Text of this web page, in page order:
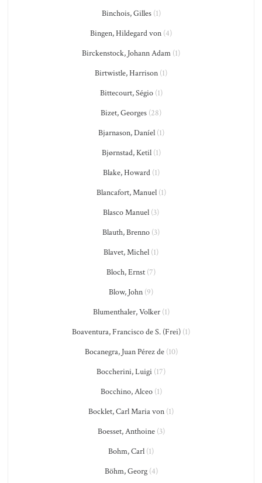
Binchois, Gilles(1)
Bingen, Hildegard von (4)
Birckenstock, Johann Adam (1)
Birtwistle, Harrison (1)
Bittecourt, Ségio(1)
Bizet, Georges (28)
Bjarnason, Daníel(1)
Bjørnstad, Ketil(1)
Blake, Howard(1)
Blancafort, Manuel(1)
Blasco Manuel (3)
Blauth, Brenno (3)
Blavet, Michel (1)
Bloch, Ernst (7)
Blow, John (9)
Blumenthaler, Volker(1)
Boaventura, Francisco de S. (Frei) (1)
Bocanegra, Juan Pérez de(10)
Boccherini, Luigi (17)
Bocchino, Alceo(1)
Bocklet, Carl Maria von (1)
Boesset, Anthoine(3)
Bohm, Carl (1)
Böhm, Georg(4)